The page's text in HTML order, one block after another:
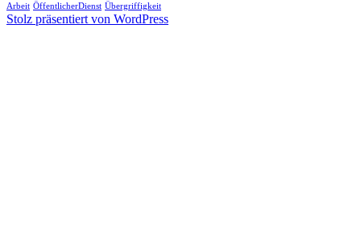
Arbeit ÖffentlicherDienst Übergriffigkeit
Stolz präsentiert von WordPress